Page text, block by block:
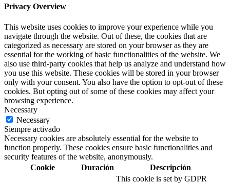
Privacy Overview
This website uses cookies to improve your experience while you
navigate through the website. Out of these, the cookies that are
categorized as necessary are stored on your browser as they are
essential for the working of basic functionalities of the website. We
also use third-party cookies that help us analyze and understand how
you use this website. These cookies will be stored in your browser
only with your consent. You also have the option to opt-out of these
cookies. But opting out of some of these cookies may affect your
browsing experience.
Necessary
Necessary
Siempre activado
Necessary cookies are absolutely essential for the website to
function properly. These cookies ensure basic functionalities and
security features of the website, anonymously.
Cookie
Duración
Descripción
This cookie is set by GDPR